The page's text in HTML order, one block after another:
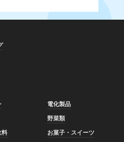
電化製品
野菜類
料
お菓子・スイーツ